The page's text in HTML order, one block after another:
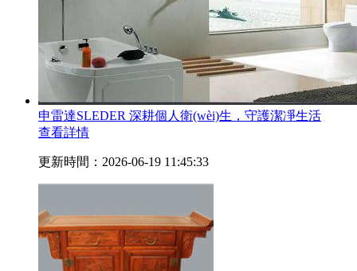
申雷達SLEDER 深耕個人衛(wèi)生，守護潔凈生活
查看詳情
更新時間：2026-06-19 11:45:33